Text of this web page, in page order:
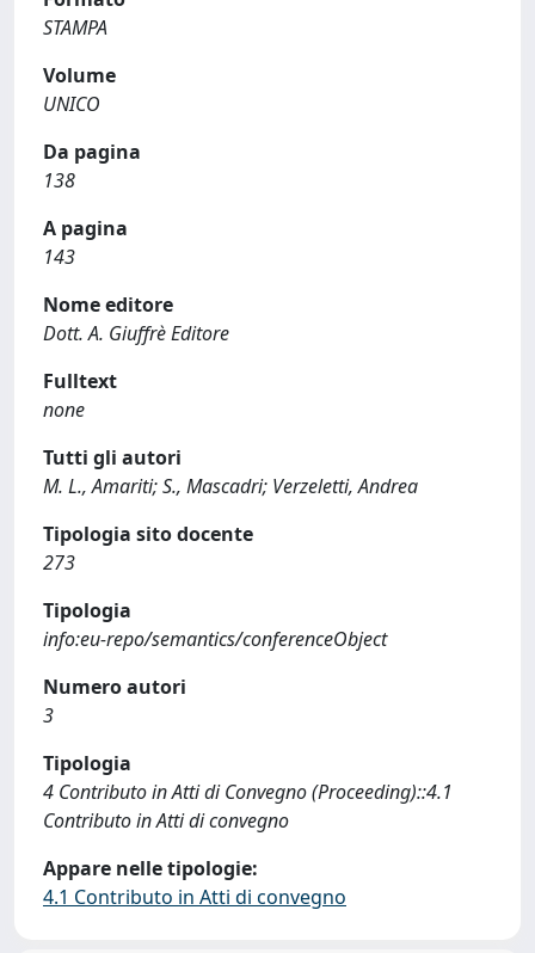
STAMPA
Volume
UNICO
Da pagina
138
A pagina
143
Nome editore
Dott. A. Giuffrè Editore
Fulltext
none
Tutti gli autori
M. L., Amariti; S., Mascadri; Verzeletti, Andrea
Tipologia sito docente
273
Tipologia
info:eu-repo/semantics/conferenceObject
Numero autori
3
Tipologia
4 Contributo in Atti di Convegno (Proceeding)::4.1
Contributo in Atti di convegno
Appare nelle tipologie:
4.1 Contributo in Atti di convegno